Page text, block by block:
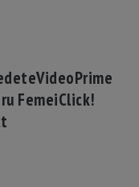
VideoPrime
FemeiClick!